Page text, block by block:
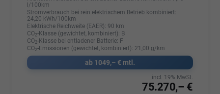
l/100km
Stromverbrauch bei rein elektrischem Betrieb kombiniert:
24,20 kWh/100km
Elektrische Reichweite (EAER): 90 km
CO2-Klasse (gewichtet, kombiniert): B
CO2-Klasse bei entladener Batterie: F
CO2-Emissionen (gewichtet, kombiniert): 21,00 g/km
ab 1049,– € mtl.
75.270,– €
incl. 19% MwSt.